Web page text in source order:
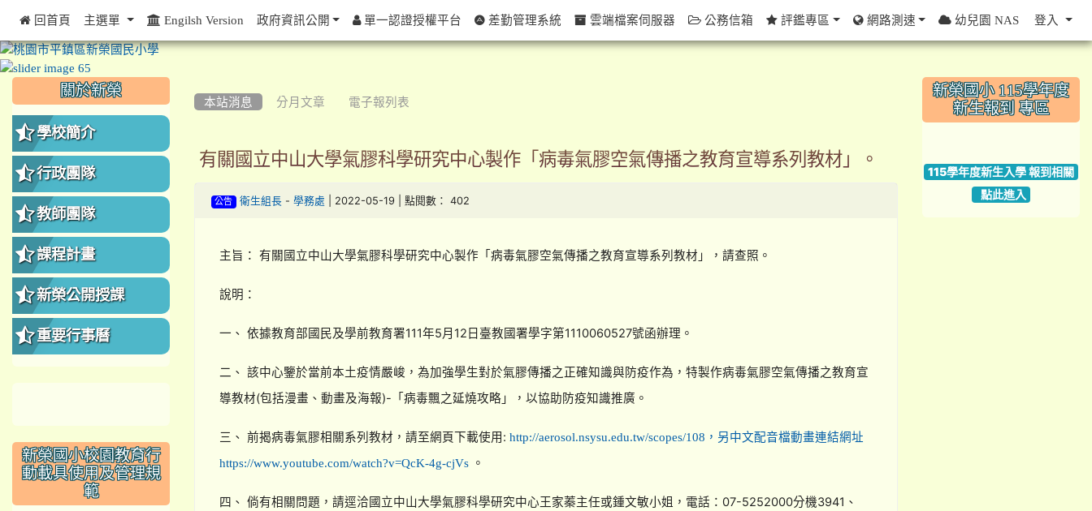
本站消息 分月文章 電子報列表
有關國立中山大學氣膠科學研究中心製作「病毒氣膠空氣傳播之教育宣導系列教材」。
公告 衛生組長- 學務處 | 2022-05-19 | 點閱數： 402
主旨： 有關國立中山大學氣膠科學研究中心製作「病毒氣膠空氣傳播之教育宣導系列教材」，請查照。
說明：
一、 依據教育部國民及學前教育署111年5月12日臺教國署學字第1110060527號函辦理。
二、 該中心鑒於當前本土疫情嚴峻，為加強學生對於氣膠傳播之正確知識與防疫作為，特製作病毒氣膠空氣傳播之教育宣
導教材(包括漫畫、動畫及海報)-「病毒飄之延燒攻略」，以協助防疫知識推廣。
三、 前揭病毒氣膠相關系列教材，請至網頁下載使用: http://aerosol.nsysu.edu.tw/scopes/108，另中文配音檔動畫連結網址
https://www.youtube.com/watch?v=QcK-4g-cjVs 。
四、 倘有相關問題，請逕洽國立中山大學氣膠科學研究中心王家蓁主任或鍾文敏小姐，電話：07-5252000分機3941、
::: 關於新榮
學校簡介
行政團隊
教師團隊
課程計畫
新榮公開授課
重要行事曆
新榮國小校園教育行
動載具使用及管理規
範
:::
新榮國小 115學年度
新生報到 專區
115學年度新生入學 報到相關
點此進入
::: 回首頁 主選單 Engilsh Version 政府資訊公開 單一認證授權平台 差勤管理系統 雲端檔案伺服器 公務信箱 評鑑專區 網路測速 幼兒園 NAS 登入